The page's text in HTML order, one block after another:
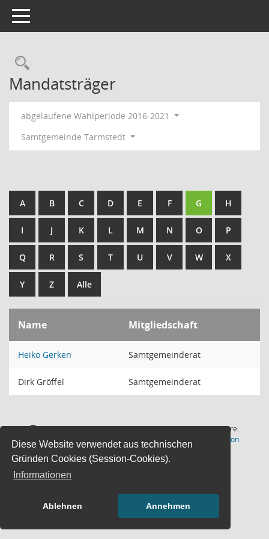
Diese Website verwendet aus technischen
Gründen Cookies (Session-Cookies).
Informationen
Ablehnen Annehmen
Toggle navigation
Rechercheauswahl
Mandatsträger
abgelaufene Wahlperiode 2016-2021
Samtgemeinde Tarmstedt
A B C D E F G H
I J K L M N O P
Q R S T U V W X
Y Z Alle
Name Mitgliedschaft
Heiko Gerken Samtgemeinderat
Dirk Gröffel Samtgemeinderat
2 Sätze
Letzte Änderung: 07.08.2026
18:00:54
Software:
Sitzungsdienst
Session(Wird in